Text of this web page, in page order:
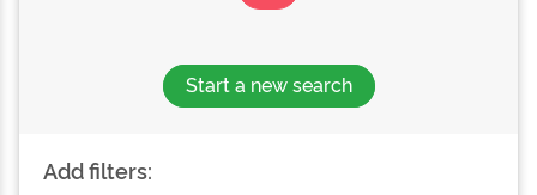
Start a new search
Add filters: